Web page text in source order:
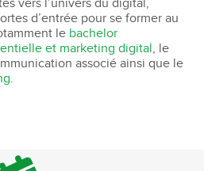
vers l’univers du digital,
d’entrée pour se former au
le bachelor
et marketing digital, le
associé ainsi que le
.